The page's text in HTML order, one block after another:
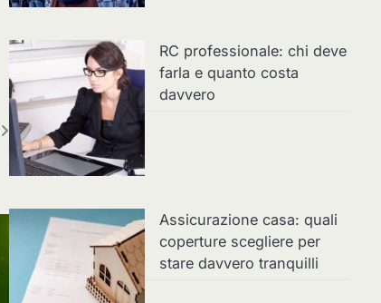
RC professionale: chi deve
farla e quanto costa
davvero
Assicurazione casa: quali
coperture scegliere per
stare davvero tranquilli